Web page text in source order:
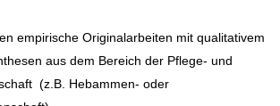
empirische Originalarbeiten mit qualitativem
aus dem Bereich der Pflege- und
(z.B. Hebammen- oder